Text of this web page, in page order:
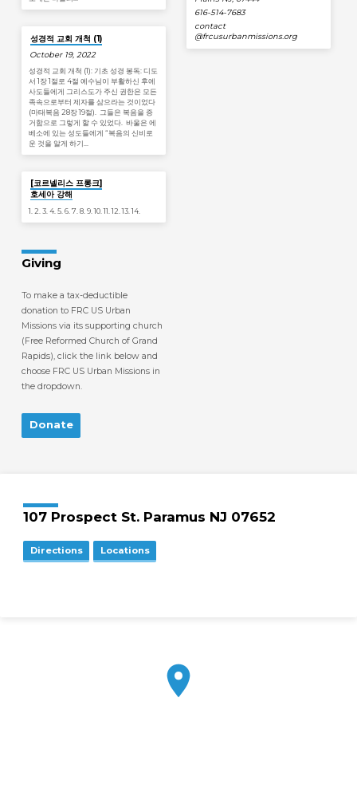
성경적 교회 개척 (1)
October 19, 2022
성경적 교회 개척 (1): 기초 성경 봉독: 디도
서 1장 1절로 4절 예수님이 부활하신 후에
사도들에게 그리스도가 주신 권한은 모든
족속으로부터 제자를 삼으라는 것이었다
(마태복음 28장 19절). 그들은 복음을 증
거함으로 그렇게 할 수 있었다. 바울은 에
베소에 있는 성도들에게 “복음의 신비로
운 것을 알게 하기…
[코르넬리스 프롱크]
호세아 강해
1. 2. 3. 4. 5. 6. 7. 8. 9. 10. 11. 12. 13. 14.
616-514-7683
contact​
@frcusurbanmissions.org
Giving
To make a tax-deductible
donation to FRC US Urban
Missions via its supporting church
(Free Reformed Church of Grand
Rapids), click the link below and
choose FRC US Urban Missions in
the dropdown.
Donate
107 Prospect St. Paramus NJ 07652
Directions Locations